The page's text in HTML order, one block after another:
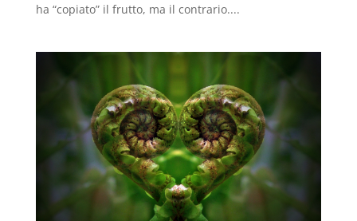
ha “copiato” il frutto, ma il contrario....